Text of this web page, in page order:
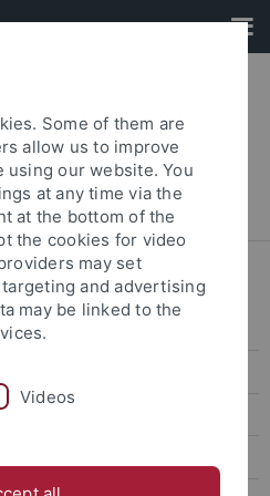
Fakultät
Laura Uhl, M. A.
Some of them are
allow us to improve
our website. You
at any time via the
at the bottom of the
the cookies for video
may set
and advertising
may be linked to the
Videos